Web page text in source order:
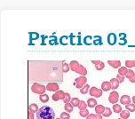
Práctica